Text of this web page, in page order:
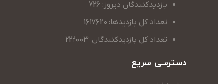
بازدیدکنندگان دیروز: 726
تعداد کل بازدیدها: 1617620
تعداد کل بازدیدکنندگان: 222003
دسترسی سریع